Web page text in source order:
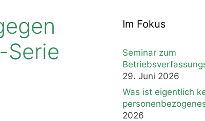
Im Fokus
Seminar zum
29. Juni 2026
Was ist eigentlich
2026